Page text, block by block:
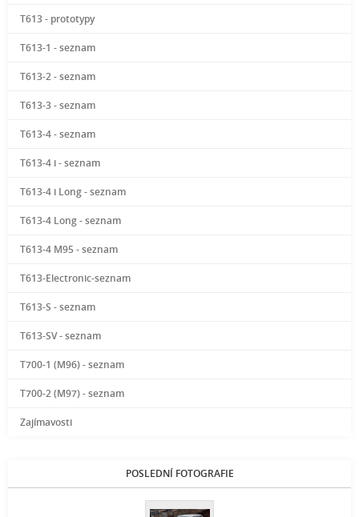
T613 - prototypy
T613-1 - seznam
T613-2 - seznam
T613-3 - seznam
T613-4 - seznam
T613-4 i - seznam
T613-4 i Long - seznam
T613-4 Long - seznam
T613-4 M95 - seznam
T613-Electronic-seznam
T613-S - seznam
T613-SV - seznam
T700-1 (M96) - seznam
T700-2 (M97) - seznam
Zajímavosti
POSLEDNÍ FOTOGRAFIE